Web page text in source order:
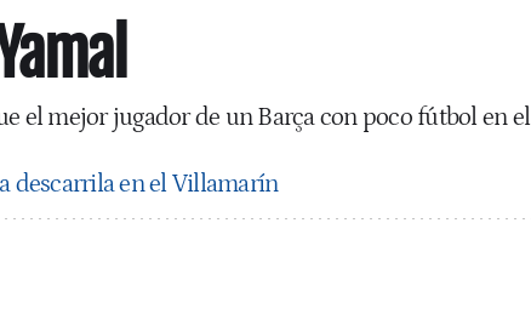
el mejor jugador de un Barça con poco fútbol en el
descarrila en el Villamarín